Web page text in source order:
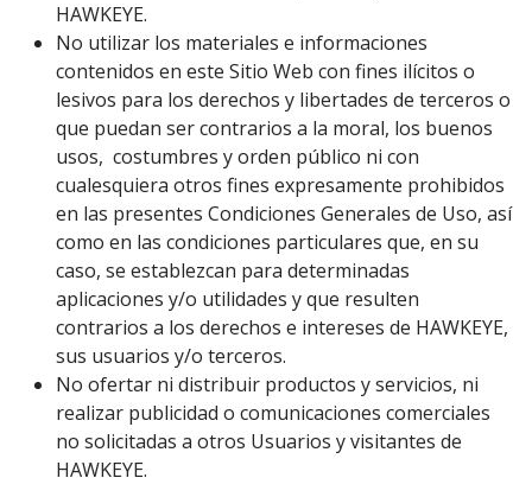
HAWKEYE.
No utilizar los materiales e informaciones
contenidos en este Sitio Web con fines ilícitos o
lesivos para los derechos y libertades de terceros o
que puedan ser contrarios a la moral, los buenos
usos, costumbres y orden público ni con
cualesquiera otros fines expresamente prohibidos
en las presentes Condiciones Generales de Uso, así
como en las condiciones particulares que, en su
caso, se establezcan para determinadas
aplicaciones y/o utilidades y que resulten
contrarios a los derechos e intereses de HAWKEYE,
sus usuarios y/o terceros.
No ofertar ni distribuir productos y servicios, ni
realizar publicidad o comunicaciones comerciales
no solicitadas a otros Usuarios y visitantes de
HAWKEYE.